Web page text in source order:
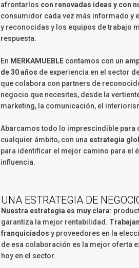
afrontarlos con renovadas ideas y con
consumidor cada vez más informado y
y reconocidas y los equipos de trabajo
respuesta.
En MERKAMUEBLEcontamos con un
de 30 años de experiencia en el sector
que colabora con partners de
negocio que necesites, desde la
marketing, la comunicación, el
Abarcamos todo lo imprescindible para
cualquier ámbito, con una estrategia
para identificar el mejor camino para el
influencia.
UNA ESTRATEGIA DE
Nuestra estrategia es muy clara:
garantiza la mejor rentabilidad.
franquiciados y proveedores en la
de esa colaboración es la mejor oferta
hoy en el sector.